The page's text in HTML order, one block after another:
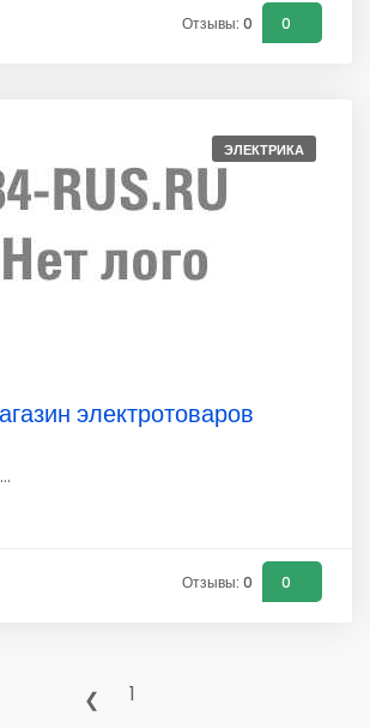
Отзывы: 0 0
ЭЛЕКТРИКА
электротоваров
Отзывы: 0 0
❮ 1